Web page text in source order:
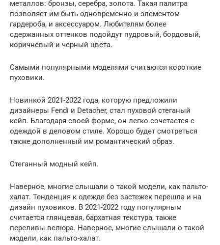
металлов: бронзы, серебра, золота. Такая палитра
позволяет им быть одновременно и элементом
гардероба, и аксессуаром. Любителям более
сдержанных оттенков подойдут пудровый, бордовый,
коричневый и черный цвета.
Самыми популярными моделями считаются короткие
пуховики.
Новинкой 2021-2022 года, которую предложили
дизайнеры Fendi и Detacher, стал пуховой стеганый
кейп. Благодаря своей форме, он легко сочетается с
одеждой в деловом стиле. Хорошо будет смотреться
также дополненный им романтический образ.
Стеганный модный кейп.
Наверное, многие слышали о такой модели, как пальто-
халат. Тенденция к одежде без застежек перешла и на
дизайн пуховиков. В 2021-2022 году популярным
считается глянцевая, бархатная текстура, также
переливы велюра. Наверное, многие слышали о такой
модели, как пальто-халат.